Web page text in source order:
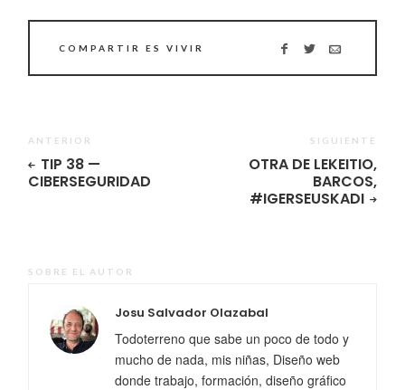
COMPARTIR ES VIVIR
ANTERIOR
TIP 38 —
CIBERSEGURIDAD
SIGUIENTE
OTRA DE LEKEITIO,
BARCOS,
#IGERSEUSKADI
SOBRE EL AUTOR
Josu Salvador Olazabal
Todoterreno que sabe un poco de todo y
mucho de nada, mis niñas, Diseño web
donde trabajo, formación, diseño gráfico